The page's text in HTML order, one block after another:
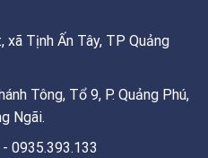
Tịnh Ấn Tây, TP Quảng
Tông, Tổ 9, P. Quảng Phú,
Ngãi.
0935.393.133